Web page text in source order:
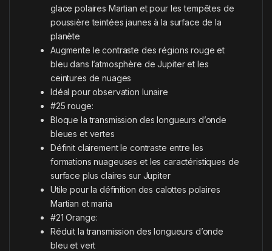
glace polaires Martian et pour les tempêtes de
poussière teintées jaunes à la surface de la
planète
Augmente le contraste des régions rouge et
bleu dans l’atmosphère de Jupiter et les
ceintures de nuages
Idéal pour observation lunaire
#25 rouge:
Bloque la transmission des longueurs d’onde
bleues et vertes
Définit clairement le contraste entre les
formations nuageuses et les caractéristiques de
surface plus claires sur Jupiter
Utile pour la définition des calottes polaires
Martian et maria
#21 Orange:
Réduit la transmission des longueurs d’onde
bleu et vert